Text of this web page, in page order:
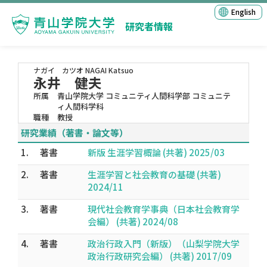
研究者情報
English
ナガイ カツオ NAGAI Katsuo
永井 健夫
所属
青山学院大学 コミュニティ人間科学部 コミュニテ
ィ人間科学科
職種
教授
研究業績（著書・論文等）
1.
著書
新版 生涯学習概論 (共著) 2025/03
2.
著書
生涯学習と社会教育の基礎 (共著)
2024/11
3.
著書
現代社会教育学事典（日本社会教育学
会編） (共著) 2024/08
4.
著書
政治行政入門（新版）（山梨学院大学
政治行政研究会編） (共著) 2017/09